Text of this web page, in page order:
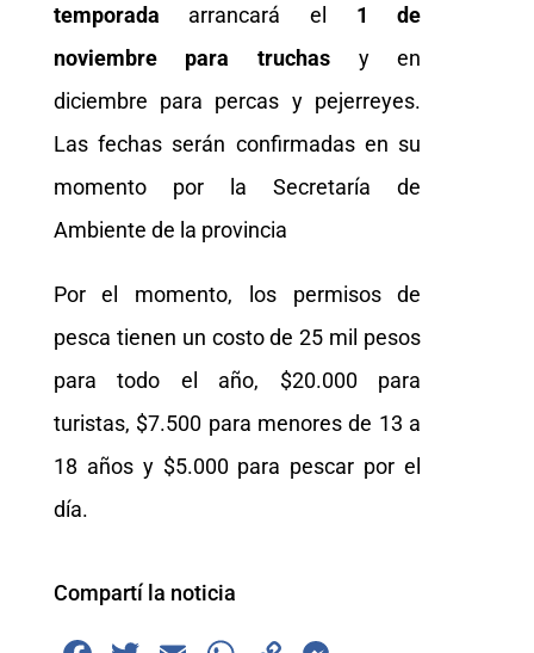
temporada arrancará el 1 de
noviembre para truchas y en
diciembre para percas y pejerreyes.
Las fechas serán confirmadas en su
momento por la Secretaría de
Ambiente de la provincia
Por el momento, los permisos de
pesca tienen un costo de 25 mil pesos
para todo el año, $20.000 para
turistas, $7.500 para menores de 13 a
18 años y $5.000 para pescar por el
día.
Compartí la noticia